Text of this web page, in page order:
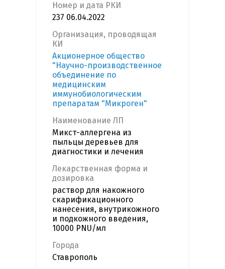
Номер и дата РКИ
237 06.04.2022
Организация, проводящая
КИ
Акционерное общество
"Научно-производственное
объединение по
медицинским
иммунобиологическим
препаратам "Микроген"
Наименование ЛП
Микст-аллергена из
пыльцы деревьев для
диагностики и лечения
Лекарственная форма и
дозировка
раствор для накожного
скарификационного
нанесения, внутрикожного
и подкожного введения,
10000 PNU/мл
Города
Ставрополь